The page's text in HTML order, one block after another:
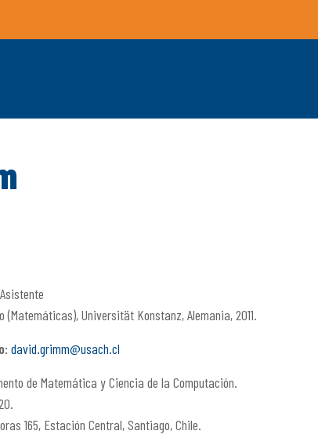
(Matemáticas), Universität Konstanz, Alemania, 2011.
david.grimm@usach.cl
de Matemática y Ciencia de la Computación.
165, Estación Central, Santiago, Chile.